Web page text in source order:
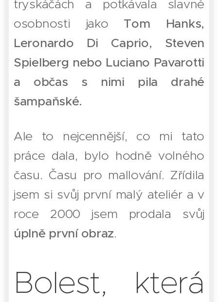
tryskáčách a potkávala slavné
osobnosti jako Tom Hanks,
Leronardo Di Caprio, Steven
Spielberg nebo Luciano Pavarotti
a občas s nimi pila drahé
šampaňské.
Ale to nejcennější, co mi tato
práce dala, bylo hodně volného
času. Času pro mallování. Zřídila
jsem si svůj první malý ateliér a v
roce 2000 jsem prodala svůj
úplně první obraz.
Bolest, která